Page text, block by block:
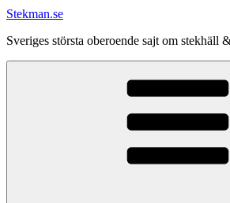
Stekman.se
Sveriges största oberoende sajt om stekhäll